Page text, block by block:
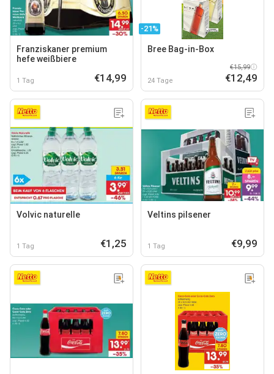
Franziskaner premium
hefe weißbiere
1 Tag €14,99
-21%
Bree Bag-in-Box
24 Tage
€15,99
€12,49
Volvic naturelle
1 Tag €1,25
Veltins pilsener
1 Tag €9,99